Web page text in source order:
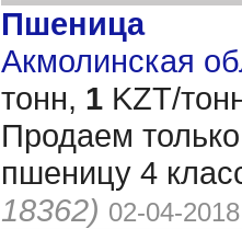
Пшеница
Акмолинская
тонн, 1 KZT/
Продаем
пшеницу 4
18362) 02-04-2018